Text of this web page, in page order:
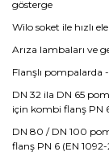
gösterge
Wilo soket ile hızlı
Arıza lambaları ve
Flanşlı pompalarda
DN 32 ila DN 65
için kombi flanş PN
DN 80 / DN 100
flanş PN 6 (EN